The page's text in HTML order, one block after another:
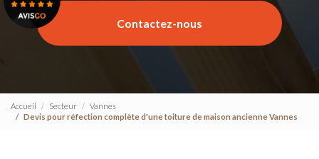
Contactez-nous
Voir le certificat
Accueil Secteur
Vannes
Devis pour réfection complète d'une toiture de maison ancienne Vannes